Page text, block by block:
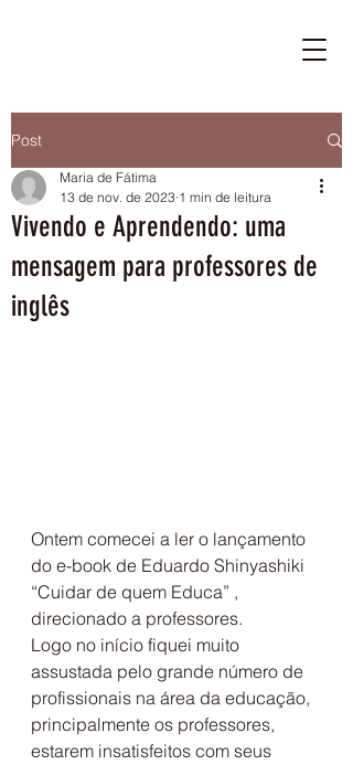
Post
Vivendo e Aprendendo: uma
mensagem para professores de
inglês
Maria de Fátima
13 de nov. de 2023 1 min de leitura
Ontem comecei a ler o lançamento
do e-book de Eduardo Shinyashiki
“Cuidar de quem Educa” ,
direcionado a professores.
Logo no início fiquei muito
assustada pelo grande número de
profissionais na área da educação,
principalmente os professores,
estarem insatisfeitos com seus